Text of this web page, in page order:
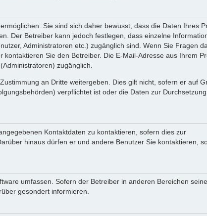
Sie sind sich daher bewusst, dass die Daten Ihres
Der Betreiber kann jedoch festlegen, dass einzelne
Administratoren etc.) zugänglich sind. Wenn Sie Fragen
Sie den Betreiber. Die E-Mail-Adresse aus Ihrem
zugänglich.
an Dritte weitergeben. Dies gilt nicht, sofern er auf
verpflichtet ist oder die Daten zur Durchsetzung
Kontaktdaten zu kontaktieren, sofern dies zur
hinaus dürfen er und andere Benutzer Sie kontaktieren,
umfassen. Sofern der Betreiber in anderen Bereichen
gesondert informieren.